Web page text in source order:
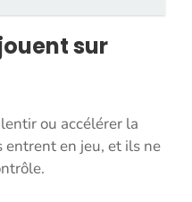
sur
ou accélérer la
entrent en jeu, et ils ne